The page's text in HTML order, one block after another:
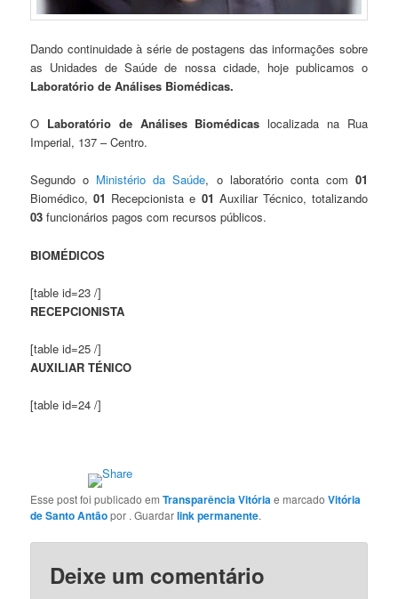
Dando continuidade à série de postagens das informações sobre
as Unidades de Saúde de nossa cidade, hoje publicamos o
Laboratório de Análises Biomédicas.
O Laboratório de Análises Biomédicaslocalizada na Rua
Imperial, 137 – Centro.
Segundo o Ministério da Saúde, o laboratório conta com 01
Biomédico, 01 Recepcionista e 01 Auxiliar Técnico, totalizando
03funcionários pagos com recursos públicos.
BIOMÉDICOS
[table id=23 /]
RECEPCIONISTA
[table id=25 /]
AUXILIAR TÉNICO
[table id=24 /]
Esse post foi publicado emTransparência Vitóriae marcadoVitória
de Santo Antãopor . Guardarlink permanente.
Deixe um comentário